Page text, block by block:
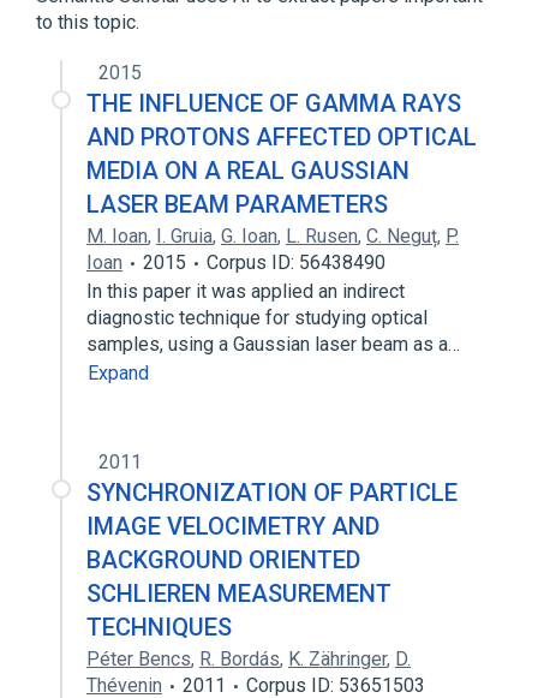
to this topic.
2015
THE INFLUENCE OF GAMMA RAYS
AND PROTONS AFFECTED OPTICAL
MEDIA ON A REAL GAUSSIAN
LASER BEAM PARAMETERS
M. Ioan, I. Gruia, G. Ioan, L. Rusen, C. Neguț, P.
Ioan
2015
Corpus ID: 56438490
In this paper it was applied an indirect
diagnostic technique for studying optical
samples, using a Gaussian laser beam as a…
Expand
2011
SYNCHRONIZATION OF PARTICLE
IMAGE VELOCIMETRY AND
BACKGROUND ORIENTED
SCHLIEREN MEASUREMENT
TECHNIQUES
Péter Bencs, R. Bordás, K. Zähringer, D.
Thévenin
2011
Corpus ID: 53651503